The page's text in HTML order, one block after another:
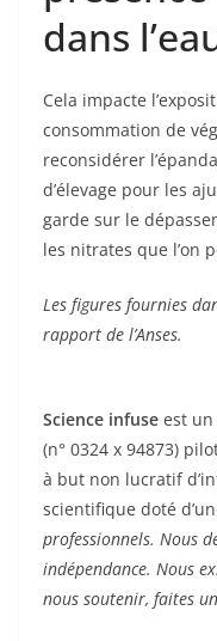
dans
Cela impacte
consommation de
reconsidérer
d’élevage pour les
garde sur le
les nitrates que l’on
Les figures fournies
rapport de l’Anses.
Science infuse est un
(n° 0324 x 94873)
à but non lucratif
scientifique doté
professionnels. Nous
indépendance. Nous
nous soutenir, faites